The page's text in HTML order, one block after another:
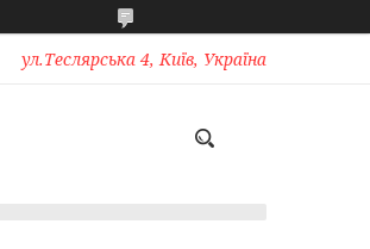
ул.Теслярська 4, Київ, Україна